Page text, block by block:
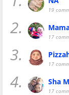
19
2. 17
3. 17
4. Sha
17